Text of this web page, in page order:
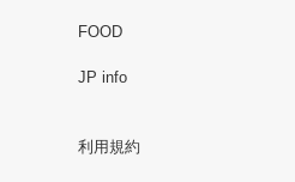
FOOD
JP info
利用規約